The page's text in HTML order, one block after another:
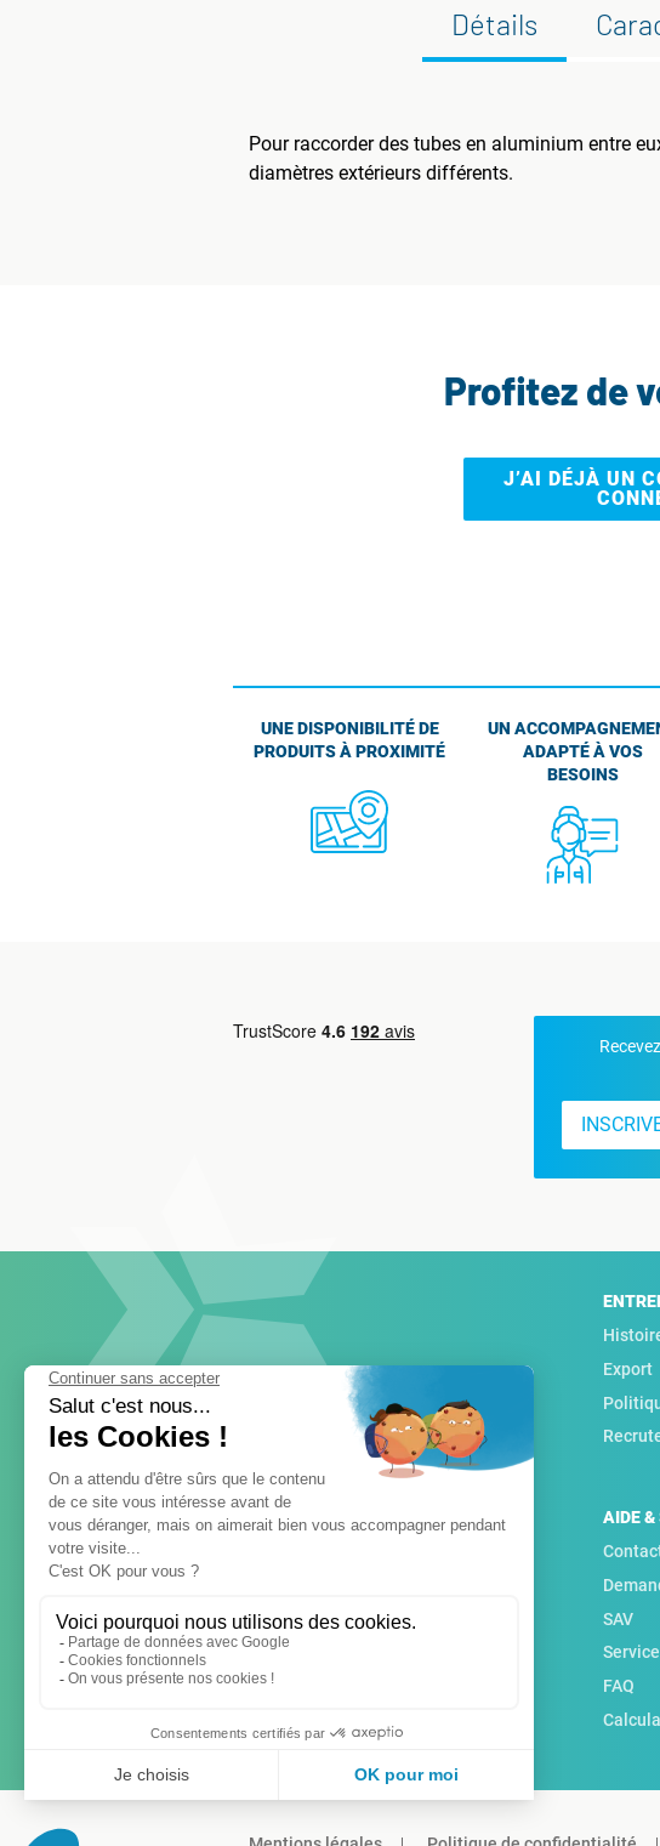
Détails
Pour raccorder des tubes en aluminium entre
diamètres extérieurs différents.
Profitez de
J’AI DÉJÀ UN
UNE DISPONIBILITÉ DE
PRODUITS À PROXIMITÉ
UN
ADAPTÉ À VOS
BESOINS
Export
AIDE &
SAV
FAQ